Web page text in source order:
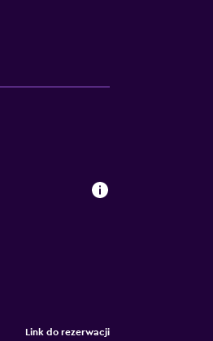
Link do rezerwacji